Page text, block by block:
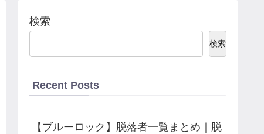
検索
検索
Recent Posts
【ブルーロック】脱落者一覧まとめ｜脱